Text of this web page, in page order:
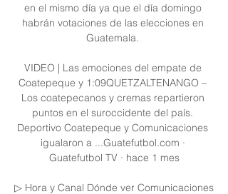
en el mismo día ya que el día domingo
habrán votaciones de las elecciones en
Guatemala.
VIDEO | Las emociones del empate de
Coatepeque y 1:09QUETZALTENANGO –
Los coatepecanos y cremas repartieron
puntos en el suroccidente del país.
Deportivo Coatepeque y Comunicaciones
igualaron a ...Guatefutbol.com ·
Guatefutbol TV · hace 1 mes
▷ Hora y Canal Dónde ver Comunicaciones